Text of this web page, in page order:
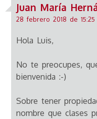
Juan María
28 febrero 2018 de 15:25
Hola Luis,
No te preocupes,
bienvenida :-)
Sobre tener
nombre que clases